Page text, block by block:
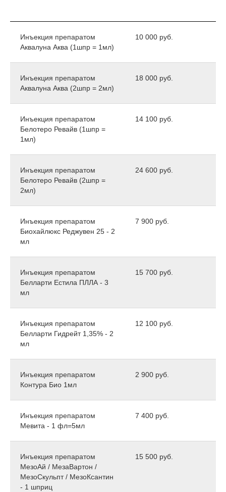
Инъекция препаратом
Aквалуна Аква (1шпр = 1мл)
10 000 руб.
Инъекция препаратом
Aквалуна Аква (2шпр = 2мл)
18 000 руб.
Инъекция препаратом
Белотеро Ревайв (1шпр =
1мл)
14 100 руб.
Инъекция препаратом
Белотеро Ревайв (2шпр =
2мл)
24 600 руб.
Инъекция препаратом
Биохайлюкс Реджувен 25 - 2
мл
7 900 руб.
Инъекция препаратом
Белларти Естила ПЛЛА - 3
мл
15 700 руб.
Инъекция препаратом
Белларти Гидрейт 1,35% - 2
мл
12 100 руб.
Инъекция препаратом
Контура Био 1мл
2 900 руб.
Инъекция препаратом
Мевита - 1 фл=5мл
7 400 руб.
Инъекция препаратом
МезоАй / МезаВартон /
МезоСкульпт / МезоКсантин
- 1 шприц
15 500 руб.